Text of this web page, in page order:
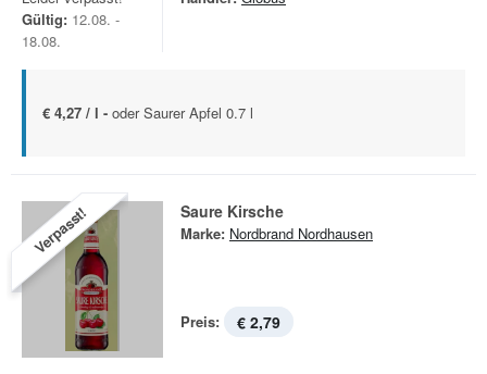
Gültig: 12.08. -
18.08.
€ 4,27 / l - oder Saurer Apfel 0.7 l
Verpasst! Saure Kirsche
Marke: Nordbrand Nordhausen
Preis: € 2,79